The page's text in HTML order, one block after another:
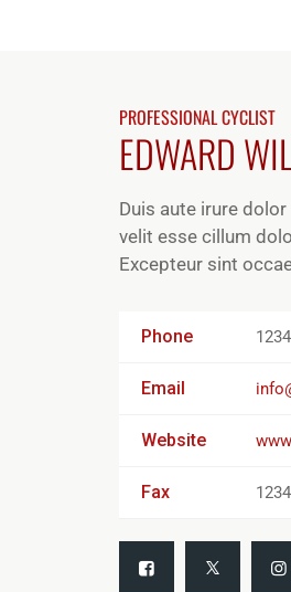
PROFESSIONAL CYCLIST
EDWARD
Duis aute irure
velit esse cillum
Excepteur sint
Phone
Email
Website
Fax